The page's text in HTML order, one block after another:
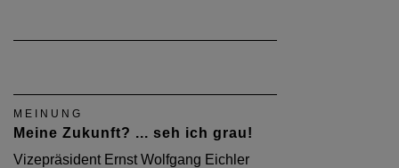
MEINUNG
Meine Zukunft? ... seh ich grau!
Vizepräsident Ernst Wolfgang Eichler